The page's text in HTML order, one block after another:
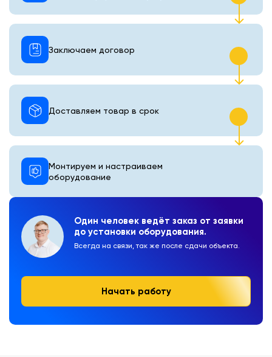
Один человек ведёт заказ от заявки
до установки оборудования.
Всегда на связи, так же после сдачи объекта.
Начать работу
Монтируем и настраиваем
оборудование
Доставляем товар в срок
Заключаем договор